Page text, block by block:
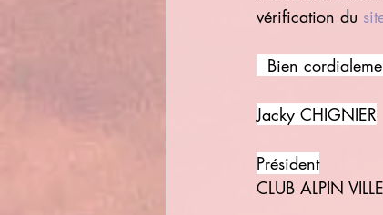
vérification du
Bien
Jacky CHIGNIER
Président
CLUB ALPIN